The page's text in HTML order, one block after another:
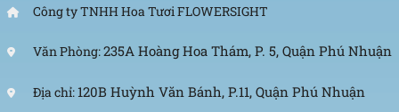
Công ty TNHH Hoa Tươi FLOWERSIGHT
Văn Phòng:235A Hoàng Hoa Thám, P. 5, Quận Phú Nhuận
Địa chỉ: 120B Huỳnh Văn Bánh, P.11, Quận Phú Nhuận